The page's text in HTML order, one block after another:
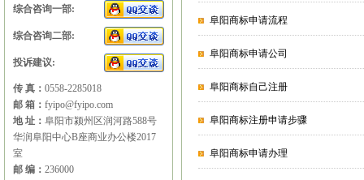
综合咨询一部:
综合咨询二部:
投诉建议:
传 真： 0558-2285018
邮 箱： fyipo@fyipo.com
地 址： 阜阳市颍州区润河路588号
华润阜阳中心B座商业办公楼2017
室
邮 编： 236000
阜阳商标申请流程
阜阳商标申请公司
阜阳商标自己注册
阜阳商标注册申请步骤
阜阳商标申请办理